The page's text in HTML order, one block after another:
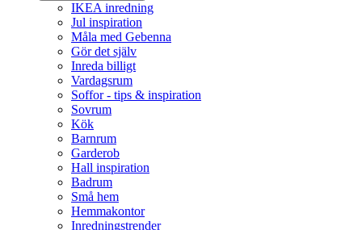
IKEA inredning
Jul inspiration
Måla med Gebenna
Gör det själv
Inreda billigt
Vardagsrum
Soffor - tips & inspiration
Sovrum
Kök
Barnrum
Garderob
Hall inspiration
Badrum
Små hem
Hemmakontor
Inredningstrender